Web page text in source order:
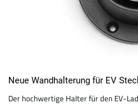
Neue Wandhalterung für EV
Der hochwertige Halter für den EV-